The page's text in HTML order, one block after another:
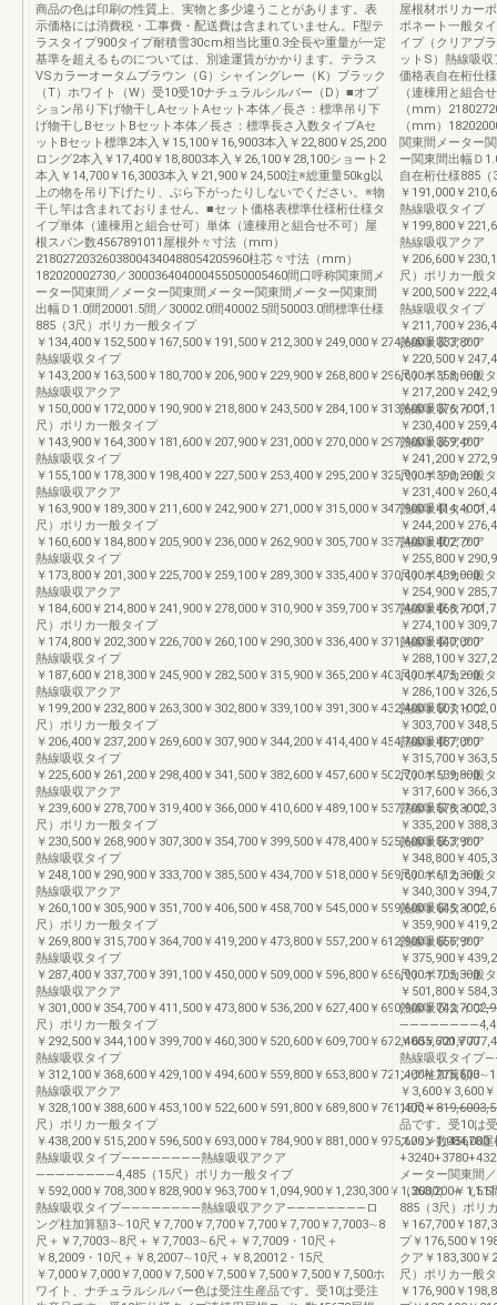
商品の色は印刷の性質上、実物と多少違うことがあります。表
示価格には消費税・工事費・配送費は含まれていません。F型テ
ラスタイプ900タイプ耐積雪30cm相当比重0.3全長や重量が一定
基準を超えるものについては、別途運賃がかかります。テラス
VSカラーオータムブラウン（G）シャイングレー（K）ブラック
（T）ホワイト（W）受10受10ナチュラルシルバー（D）■オプ
ション吊り下げ物干しAセットAセット本体／長さ：標準吊り下
げ物干しBセットBセット本体／長さ：標準長さ入数タイプAセ
ットBセット標準2本入￥15,100￥16,9003本入￥22,800￥25,200
ロング2本入￥17,400￥18,8003本入￥26,100￥28,100ショート2
本入￥14,700￥16,3003本入￥21,900￥24,500注※総重量50kg以
上の物を吊り下げたり、ぶら下がったりしないでください。※物
干し竿は含まれておりません。■セット価格表標準仕様桁仕様タ
イプ単体（連棟用と組合せ可）単体（連棟用と組合せ不可）屋
根スパン数4567891011屋根外々寸法（mm）
21802720326038004340488054205960柱芯々寸法（mm）
182020002730／300036404000455050005460間口呼称関東間メ
ーター関東間／メーター関東間メーター関東間メーター関東間
出幅Ｄ1.0間20001.5間／30002.0間40002.5間50003.0間標準仕様
885（3尺）ポリカ一般タイプ
￥134,400￥152,500￥167,500￥191,500￥212,300￥249,000￥274,600￥333,800
熱線吸収タイプ
￥143,200￥163,500￥180,700￥206,900￥229,900￥268,800￥296,600￥358,000
熱線吸収アクア
￥150,000￥172,000￥190,900￥218,800￥243,500￥284,100￥313,600￥
尺）ポリカ一般タイプ
￥143,900￥164,300￥181,600￥207,900￥231,000￥270,000￥297,900￥359,400
熱線吸収タイプ
￥155,100￥178,300￥198,400￥227,500￥253,400￥295,200￥325,900￥390,200
熱線吸収アクア
￥163,900￥189,300￥211,600￥242,900￥271,000￥315,000￥347,900￥
尺）ポリカ一般タイプ
￥160,600￥184,800￥205,900￥236,000￥262,900￥305,700￥337,400￥402,700
熱線吸収タイプ
￥173,800￥201,300￥225,700￥259,100￥289,300￥335,400￥370,400￥439,000
熱線吸収アクア
￥184,600￥214,800￥241,900￥278,000￥310,900￥359,700￥397,400￥
尺）ポリカ一般タイプ
￥174,800￥202,300￥226,700￥260,100￥290,300￥336,400￥371,400￥440,000
熱線吸収タイプ
￥187,600￥218,300￥245,900￥282,500￥315,900￥365,200￥403,400￥475,200
熱線吸収アクア
￥199,200￥232,800￥263,300￥302,800￥339,100￥391,300￥432,400￥
尺）ポリカ一般タイプ
￥206,400￥237,200￥269,600￥307,900￥344,200￥414,400￥454,700￥487,000
熱線吸収タイプ
￥225,600￥261,200￥298,400￥341,500￥382,600￥457,600￥502,700￥539,800
熱線吸収アクア
￥239,600￥278,700￥319,400￥366,000￥410,600￥489,100￥537,700￥
尺）ポリカ一般タイプ
￥230,500￥268,900￥307,300￥354,700￥399,500￥478,400￥525,600￥563,900
熱線吸収タイプ
￥248,100￥290,900￥333,700￥385,500￥434,700￥518,000￥569,600￥612,300
熱線吸収アクア
￥260,100￥305,900￥351,700￥406,500￥458,700￥545,000￥599,600￥
尺）ポリカ一般タイプ
￥269,800￥315,700￥364,700￥419,200￥473,800￥557,200￥612,900￥656,900
熱線吸収タイプ
￥287,400￥337,700￥391,100￥450,000￥509,000￥596,800￥656,900￥705,300
熱線吸収アクア
￥301,000￥354,700￥411,500￥473,800￥536,200￥627,400￥690,900￥
尺）ポリカ一般タイプ
￥292,500￥344,100￥399,700￥460,300￥520,600￥609,700￥672,400￥721,700
熱線吸収タイプ
￥312,100￥368,600￥429,100￥494,600￥559,800￥653,800￥721,400￥775,600
熱線吸収アクア
￥328,100￥388,600￥453,100￥522,600￥591,800￥689,800￥761,400￥
尺）ポリカ一般タイプ
￥438,200￥515,200￥596,500￥693,000￥784,900￥881,000￥975,600￥1,084,000
熱線吸収タイプ――――――――熱線吸収アクア
――――――――4,485（15尺）ポリカ一般タイプ
￥592,000￥708,300￥828,900￥963,700￥1,094,900￥1,230,300￥1,363,200￥
熱線吸収タイプ――――――――熱線吸収アクア――――――――ロ
ング柱加算額3∼10尺￥7,700￥7,700￥7,700￥7,700￥7,7003∼8
尺＋￥7,7003∼8尺＋￥7,7003∼6尺＋￥7,7009・10尺＋
￥8,2009・10尺＋￥8,2007∼10尺＋￥8,20012・15尺
￥7,000￥7,000￥7,000￥7,500￥7,500￥7,500￥7,500￥7,500ホ
ワイト、ナチュラルシルバー色は受注生産品です。受10は受注
屋根材ポリカー
ボネート一般タ
イプ（クリアブ
ットS）熱線吸
価格表自在桁仕
（連棟用と組合
（mm）
（mm）
関東間メーター
ー関東間出幅Ｄ
自在桁仕様885
￥191,000￥
熱線吸収タイプ
￥199,800￥
熱線吸収アクア
￥206,600￥
尺）ポリカ一般
￥200,500￥
熱線吸収タイプ
￥211,700￥
熱線吸収アクア
￥220,500￥
尺）ポリカ一般
￥217,200￥
熱線吸収タイプ
￥230,400￥
熱線吸収アクア
￥241,200￥
尺）ポリカ一般
￥231,400￥
熱線吸収タイプ
￥244,200￥
熱線吸収アクア
￥255,800￥
尺）ポリカ一般
￥254,900￥
熱線吸収タイプ
￥274,100￥
熱線吸収アクア
￥288,100￥
尺）ポリカ一般
￥286,100￥
熱線吸収タイプ
￥303,700￥
熱線吸収アクア
￥315,700￥
尺）ポリカ一般
￥317,600￥
熱線吸収タイプ
￥335,200￥
熱線吸収アクア
￥348,800￥
尺）ポリカ一般
￥340,300￥
熱線吸収タイプ
￥359,900￥
熱線吸収アクア
￥375,900￥
尺）ポリカ一般
￥501,800￥
熱線吸収タイ
￥655,600￥
熱線吸収タイ
ング柱加算額
￥3,600￥3,600
15尺――――――――
品です。受10は
スパン数45678
メーター関東間
（2000）＋（
885（3尺）ポリ
￥167,700￥
プ￥176,500￥
クア￥183,300￥
尺）ポリカ一般
￥176,900￥